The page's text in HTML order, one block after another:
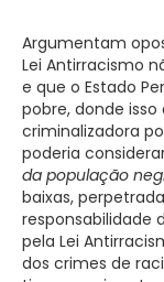
Argumentam
Lei Antirracismo
e que o Estado
pobre, donde
criminalizadora
poderia
da população
baixas,
responsabilidade
pela Lei
dos crimes de